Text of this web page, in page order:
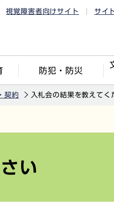
視覚障害者向けサイト サイ
防犯・防災
契約 入札会の結果を教えてく
い